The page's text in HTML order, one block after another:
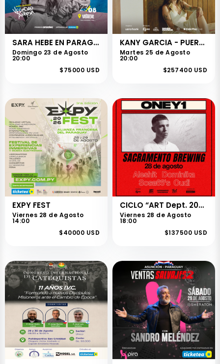
SARA HEBE EN PARAGUAY
Domingo 23 de Agosto
20:00
$75000 USD
KANY GARCIA - PUERTA ABIERTA TOUR 2026
Martes 25 de Agosto
20:00
$257400 USD
EXPY FEST
Viernes 28 de Agosto
14:00
$40000 USD
CICLO “ART Dept. 2026 - ONEY1
Viernes 28 de Agosto
18:00
$137500 USD